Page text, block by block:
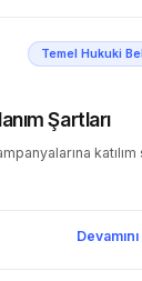
Temel Hukuki
Şartları
katılım